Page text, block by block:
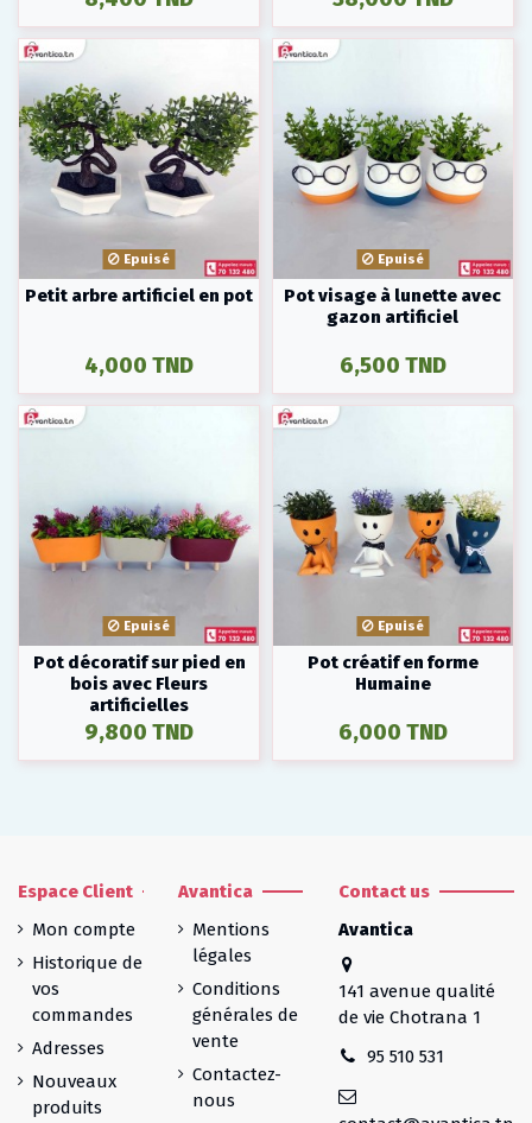
Epuisé
Petit arbre artificiel en pot
4,000 TND
Epuisé
Pot visage à lunette avec
gazon artificiel
6,500 TND
Epuisé
Pot décoratif sur pied en
bois avec Fleurs
artificielles
9,800 TND
Epuisé
Pot créatif en forme
Humaine
6,000 TND
Espace Client
Mon compte
Historique de
vos
commandes
Adresses
Nouveaux
produits
Avantica
Mentions
légales
Conditions
générales de
vente
Contactez-
nous
Contact us
Avantica
141 avenue qualité
de vie Chotrana 1
95 510 531